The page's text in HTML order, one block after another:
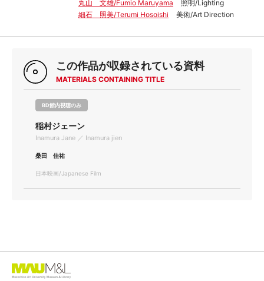
丸山 文雄/Fumio Maruyama
照明/Lighting
細石 照美/Terumi Hosoishi
美術/Art Direction
この作品が収録されている資料
MATERIALS CONTAINING TITLE
BD館内視聴のみ
稲村ジェーン
Inamura Jane ／ Inamura jien
桑田 佳祐
日本映画/Japanese Film